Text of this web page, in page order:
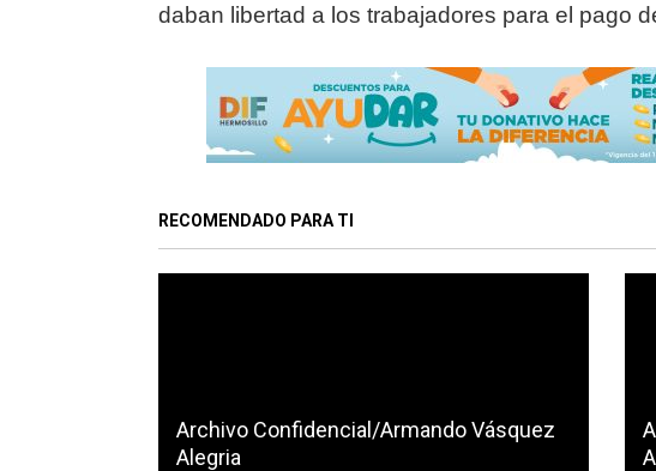
daban libertad a los trabajadores para el pago
RECOMENDADO PARA TI
Archivo Confidencial/Armando Vásquez
Alegria